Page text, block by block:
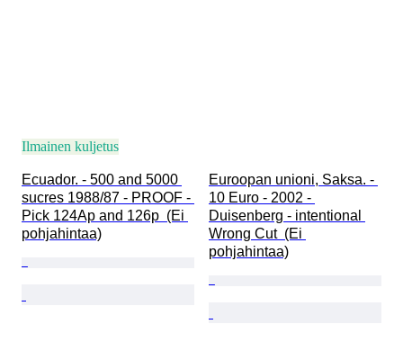
Ilmainen kuljetus
Ecuador. - 500 and 5000
sucres 1988/87 - PROOF -
Pick 124Ap and 126p  (Ei
pohjahintaa)
Euroopan unioni, Saksa. -
10 Euro - 2002 -
Duisenberg - intentional
Wrong Cut  (Ei
pohjahintaa)